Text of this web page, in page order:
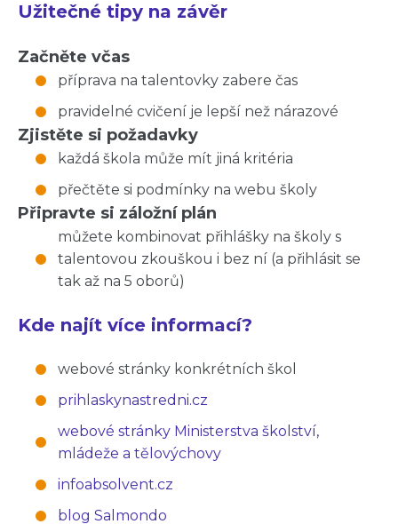
Užitečné tipy na závěr
Začněte včas
příprava na talentovky zabere čas
pravidelné cvičení je lepší než nárazové
Zjistěte si požadavky
každá škola může mít jiná kritéria
přečtěte si podmínky na webu školy
Připravte si záložní plán
můžete kombinovat přihlášky na školy s
talentovou zkouškou i bez ní (a přihlásit se
tak až na 5 oborů)
Kde najít více informací?
webové stránky konkrétních škol
prihlaskynastredni.cz
webové stránky Ministerstva školství,
mládeže a tělovýchovy
infoabsolvent.cz
blog Salmondo